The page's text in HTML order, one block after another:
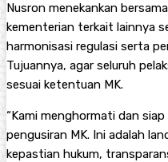
Nusron menekankan
kementerian terkait lainnya
harmonisasi regulasi serta
Tujuannya, agar seluruh
sesuai ketentuan MK.
“Kami menghormati dan
pengusiran MK. Ini adalah
kepastian hukum,